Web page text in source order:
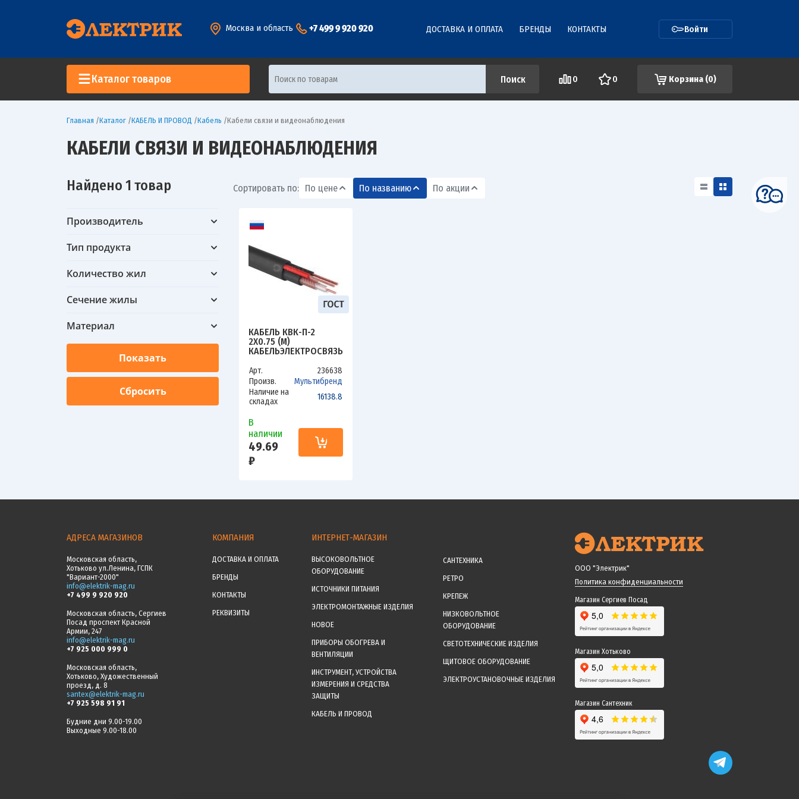
Москва и область +7 499 9 920 920 ДОСТАВКА И ОПЛАТА БРЕНДЫ КОНТАКТЫ Войти
Каталог товаров 0 0 Корзина (0)
Главная /Каталог /КАБЕЛЬ И ПРОВОД /Кабель /Кабели связи и видеонаблюдения
КАБЕЛИ СВЯЗИ И ВИДЕОНАБЛЮДЕНИЯ
Найдено 1 товар
Производитель
Тип продукта
Количество жил
Сечение жилы
Материал
Сортировать по: По цене По названию По акции
КАБЕЛЬ КВК-П-2
2Х0.75 (М)
КАБЕЛЬЭЛЕКТРОСВЯЗЬ
Арт.
236638
Произв.
Мультибренд
Наличие на
складах
16138.8
В
наличии
49.69
₽
АДРЕСА МАГАЗИНОВ
Московская область,
Хотьково ул.Ленина, ГСПК
"Вариант-2000"
info@elektrik-mag.ru
+7 499 9 920 920
Московская область, Сергиев
Посад проспект Красной
Армии, 247
info@elektrik-mag.ru
+7 925 000 999 0
Московская область,
Хотьково, Художественный
проезд, д. 8
santex@elektrik-mag.ru
+7 925 598 91 91
Будние дни 9.00-19.00
Выходные 9.00-18.00
КОМПАНИЯ
ДОСТАВКА И ОПЛАТА
БРЕНДЫ
КОНТАКТЫ
РЕКВИЗИТЫ
ИНТЕРНЕТ-МАГАЗИН
ВЫСОКОВОЛЬТНОЕ
ОБОРУДОВАНИЕ
ИСТОЧНИКИ ПИТАНИЯ
ЭЛЕКТРОМОНТАЖНЫЕ ИЗДЕЛИЯ
НОВОЕ
ПРИБОРЫ ОБОГРЕВА И
ВЕНТИЛЯЦИИ
ИНСТРУМЕНТ, УСТРОЙСТВА
ИЗМЕРЕНИЯ И СРЕДСТВА
ЗАЩИТЫ
КАБЕЛЬ И ПРОВОД
САНТЕХНИКА
РЕТРО
КРЕПЕЖ
НИЗКОВОЛЬТНОЕ
ОБОРУДОВАНИЕ
СВЕТОТЕХНИЧЕСКИЕ ИЗДЕЛИЯ
ЩИТОВОЕ ОБОРУДОВАНИЕ
ЭЛЕКТРОУСТАНОВОЧНЫЕ ИЗДЕЛИЯ
ООО "Электрик"
Политика конфиденциальности
Магазин Сергиев Посад
Магазин Хотьково
Магазин Сантехник